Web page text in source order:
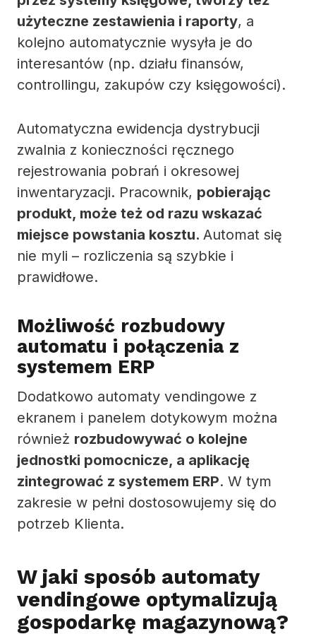
użyteczne zestawienia i raporty, a
kolejno automatycznie wysyła je do
interesantów (np. działu finansów,
controllingu, zakupów czy księgowości).
Automatyczna ewidencja dystrybucji
zwalnia z konieczności ręcznego
rejestrowania pobrań i okresowej
inwentaryzacji. Pracownik, pobierając
produkt, może też od razu wskazać
miejsce powstania kosztu. Automat się
nie myli – rozliczenia są szybkie i
prawidłowe.
Możliwość rozbudowy
automatu i połączenia z
systemem ERP
Dodatkowo automaty vendingowe z
ekranem i panelem dotykowym można
również rozbudowywać o kolejne
jednostki pomocnicze, a aplikację
zintegrować z systemem ERP. W tym
zakresie w pełni dostosowujemy się do
potrzeb Klienta.
W jaki sposób automaty
vendingowe optymalizują
gospodarkę magazynową?